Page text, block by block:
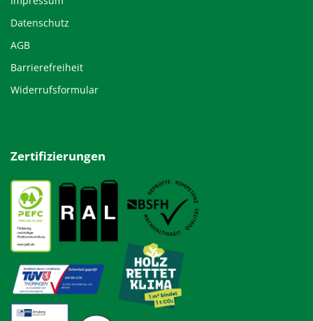
Datenschutz
AGB
Barrierefreiheit
Widerrufsformular
Zertifizierungen